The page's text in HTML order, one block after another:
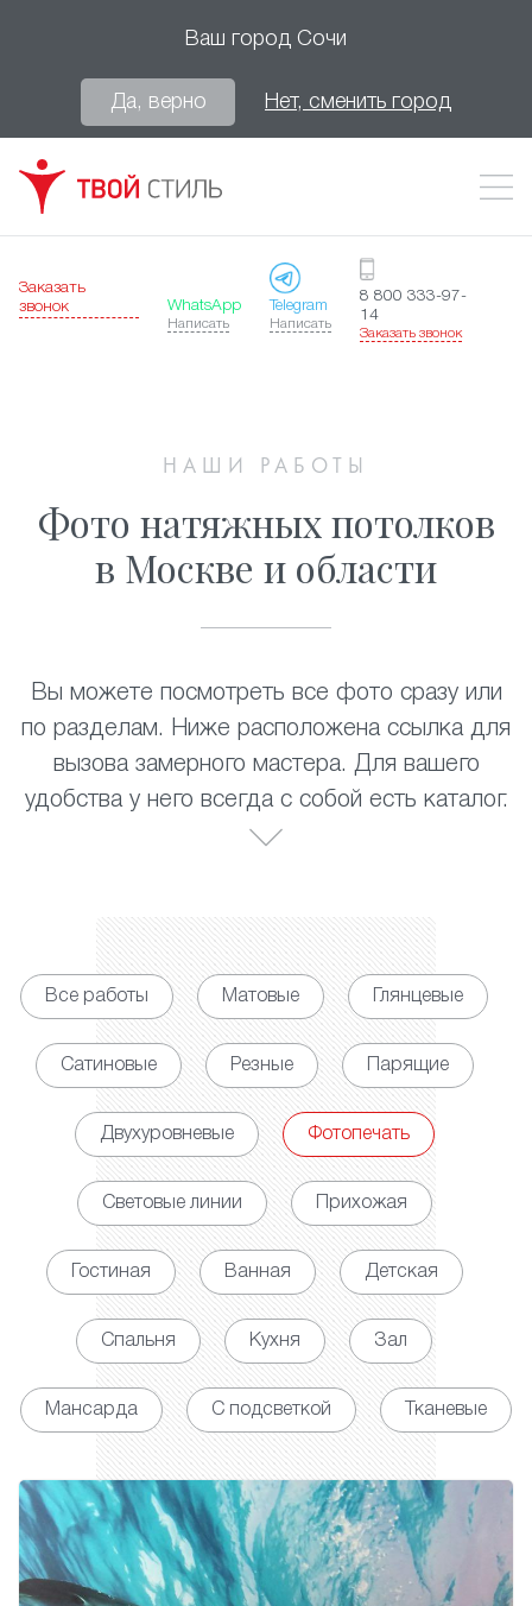
Ваш город Сочи
Да, верно Нет, сменить город
Заказать
звонок
WhatsApp
Написать
Telegram
Написать
8 800 333-97-
14
Заказать звонок
НАШИ РАБОТЫ
Фото натяжных потолков
в Москве и области
Вы можете посмотреть все фото сразу или
по разделам. Ниже расположена ссылка для
вызова замерного мастера. Для вашего
удобства у него всегда с собой есть каталог.
Все работы Матовые Глянцевые
Сатиновые Резные Парящие
Двухуровневые Фотопечать
Световые линии Прихожая
Гостиная Ванная Детская
Спальня Кухня Зал
Мансарда С подсветкой Тканевые